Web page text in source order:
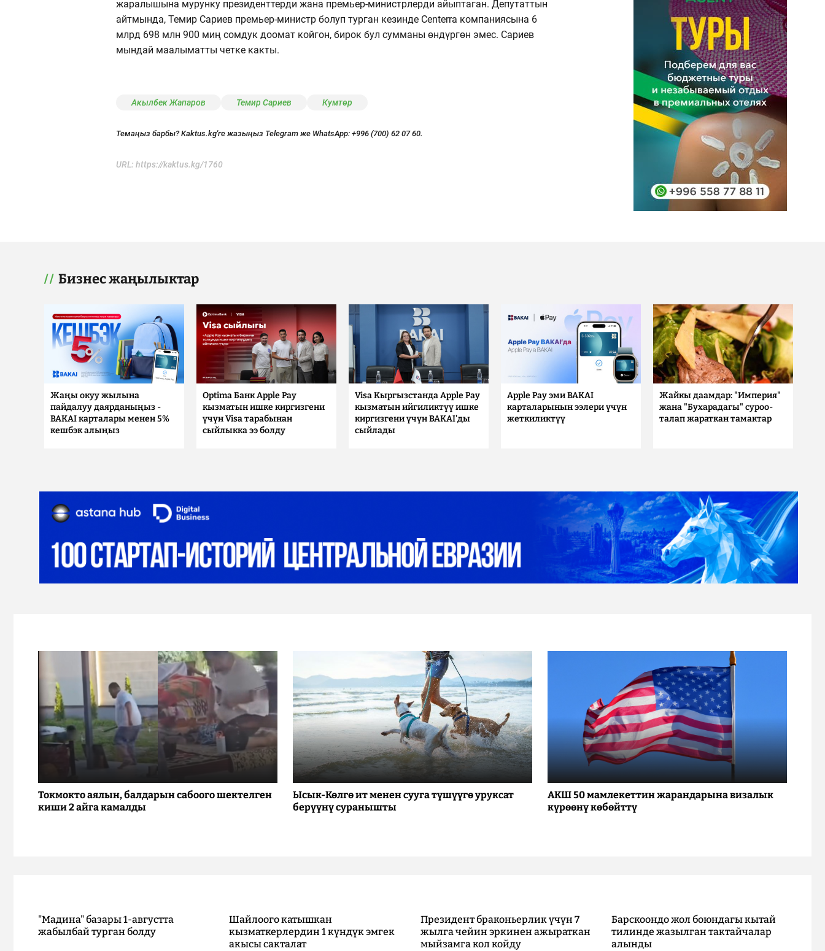
жаралышына мурунку президенттерди жана премьер-министрлерди айыптаган. Депутаттын
айтмында, Темир Сариев премьер-министр болуп турган кезинде Centerra компаниясына 6
млрд 698 млн 900 миң сомдук доомат койгон, бирок бул сумманы өндүргөн эмес. Сариев
мындай маалыматты четке какты.
Акылбек Жапаров Темир Сариев Кумтөр
Темаңыз барбы? Kaktus.kg'ге жазыңыз Telegram же WhatsApp: +996 (700) 62 07 60.
URL: https://kaktus.kg/1760
Бизнес жаңылыктар
Жаңы окуу жылына
пайдалуу даярданыңыз -
BAKAI карталары менен 5%
кешбэк алыңыз
Optima Банк Apple Pay
кызматын ишке киргизгени
үчүн Visa тарабынан
сыйлыкка ээ болду
Visa Кыргызстанда Apple Pay
кызматын ийгиликтүү ишке
киргизгени үчүн BAKAI'ды
сыйлады
Apple Pay эми BAKAI
карталарынын ээлери үчүн
жеткиликтүү
Жайкы даамдар: "Империя"
жана "Бухарадагы" суроо-
талап жараткан тамактар
Токмокто аялын, балдарын сабоого шектелген
киши 2 айга камалды
Ысык-Көлгө ит менен сууга түшүүгө уруксат
берүүнү суранышты
АКШ 50 мамлекеттин жарандарына визалык
күрөөнү көбөйттү
"Мадина" базары 1-августта
жабылбай турган болду
Шайлоого катышкан
кызматкерлердин 1 күндүк эмгек
акысы сакталат
Президент браконьерлик үчүн 7
жылга чейин эркинен ажыраткан
мыйзамга кол койду
Барскоондо жол боюндагы кытай
тилинде жазылган тактайчалар
алынды